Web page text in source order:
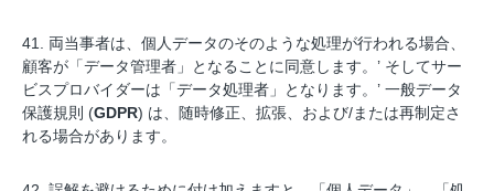
41. 両当事者は、個人データのそのような処理が行われる場合、
顧客が「データ管理者」となることに同意します。’ そしてサー
ビスプロバイダーは「データ処理者」となります。’ 一般データ
保護規則 (GDPR) は、随時修正、拡張、および/または再制定さ
れる場合があります。